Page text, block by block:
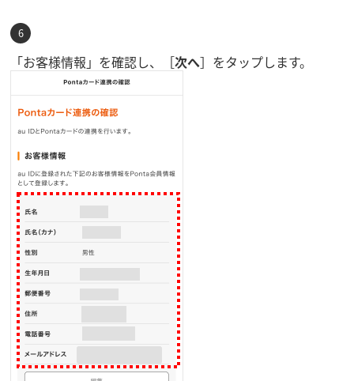
「お客様情報」を確認し、［次へ］をタップします。